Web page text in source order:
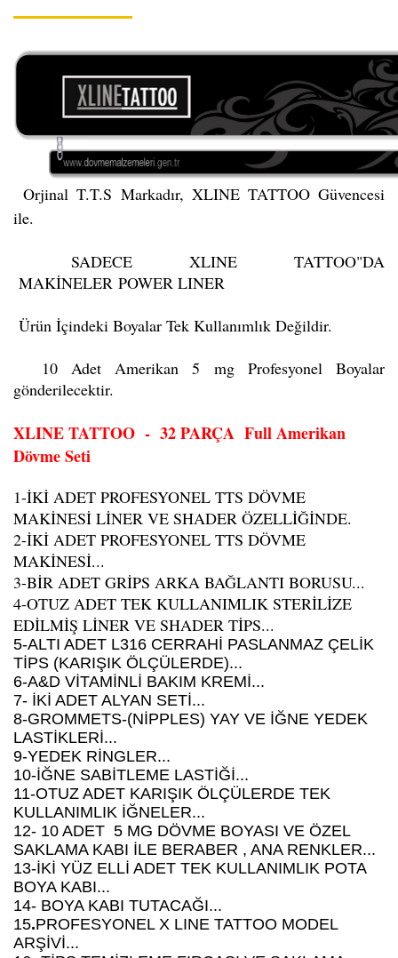
Orjinal T.T.S Markadır, XLINE TATTOO Güvencesi
ile.
SADECE XLINE TATTOO"DA
MAKİNELER POWER LINER
Ürün İçindeki Boyalar Tek Kullanımlık Değildir.
10 Adet Amerikan 5 mg Profesyonel Boyalar
gönderilecektir.
XLINE TATTOO - 32 PARÇA Full Amerikan
Dövme Seti
1-İKİ ADET PROFESYONEL TTS DÖVME
MAKİNESİ LİNER VE SHADER ÖZELLİĞİNDE.
2-İKİ ADET PROFESYONEL TTS DÖVME
MAKİNESİ...
3-BİR ADET GRİPS ARKA BAĞLANTI BORUSU...
4-OTUZ ADET TEK KULLANIMLIK STERİLİZE
EDİLMİŞ LİNER VE SHADER TİPS...
5-ALTI ADET L316 CERRAHİ PASLANMAZ ÇELİK
TİPS (KARIŞIK ÖLÇÜLERDE)...
6-A&D VİTAMİNLİ BAKIM KREMİ...
7- İKİ ADET ALYAN SETİ...
8-GROMMETS-(NİPPLES) YAY VE İĞNE YEDEK
LASTİKLERİ...
9-YEDEK RİNGLER...
10-İĞNE SABİTLEME LASTİĞİ...
11-OTUZ ADET KARIŞIK ÖLÇÜLERDE TEK
KULLANIMLIK İĞNELER...
12- 10 ADET 5 MG DÖVME BOYASI VE ÖZEL
SAKLAMA KABI İLE BERABER , ANA RENKLER...
13-İKİ YÜZ ELLİ ADET TEK KULLANIMLIK POTA
BOYA KABI...
14- BOYA KABI TUTACAĞI...
15.PROFESYONEL X LINE TATTOO MODEL
ARŞİVİ...